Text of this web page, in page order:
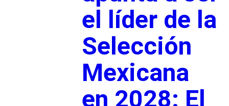
el líder de la
Selección
Mexicana
en 2028: El